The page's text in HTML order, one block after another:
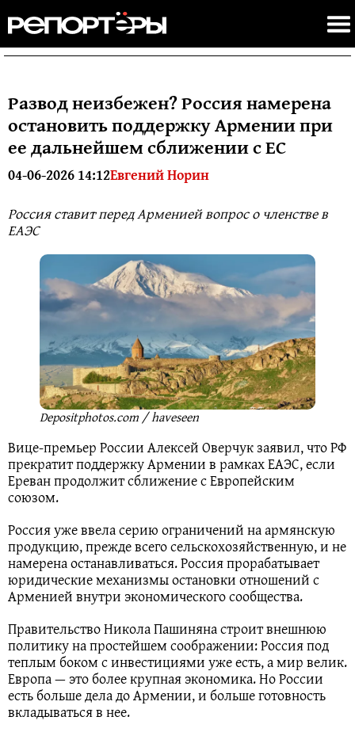
Развод неизбежен? Россия намерена
остановить поддержку Армении при
ее дальнейшем сближении с ЕС
04-06-2026 14:12Евгений Норин
Россия ставит перед Арменией вопрос о членстве в
ЕАЭС
Depositphotos.com / haveseen
Вице-премьер России Алексей Оверчук заявил, что РФ
прекратит поддержку Армении в рамках ЕАЭС, если
Ереван продолжит сближение с Европейским
союзом.
Россия уже ввела серию ограничений на армянскую
продукцию, прежде всего сельскохозяйственную, и не
намерена останавливаться. Россия прорабатывает
юридические механизмы остановки отношений с
Арменией внутри экономического сообщества.
Правительство Никола Пашиняна строит внешнюю
политику на простейшем соображении: Россия под
теплым боком с инвестициями уже есть, а мир велик.
Европа — это более крупная экономика. Но России
есть больше дела до Армении, и больше готовность
вкладываться в нее.